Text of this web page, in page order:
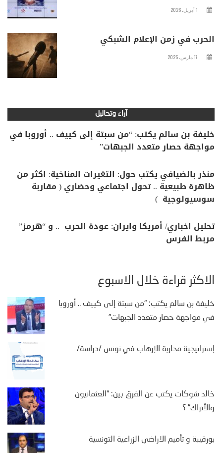
1 أبريل، 2026
الحرب في زمن الإعلام الشبكي
17 مارس، 2026
آراء وتحاليل
خليفة بن سالم يكتب: “من سبتة إلى كييف .. أوروبا في
مواجهة حصار متعدد الجبهات”
منذر بالضيافي يكتب حول: التغيرات المناخية: اكثر من
ظاهرة طبيعية .. تحول اجتماعي وحضاري ( مقاربة
سوسيولوجية )
تحليل اخباري/ أمريكا وايران: عودة الحرب .. و “هرمز”
مربط الفرس
الأكثر قراءة خلال الأسبوع
خليفة بن سالم يكتب: “من سبتة إلى كييف .. أوروبا
في مواجهة حصار متعدد الجبهات”
إستراتيجية محاربة الإرهاب في تونس /دراسة/
خالد شوكات يكتب عن الفرق بين: “العثمانيون
والأتراك” ؟
بورقيبة و تأميم الاراضي الزراعية التونسية